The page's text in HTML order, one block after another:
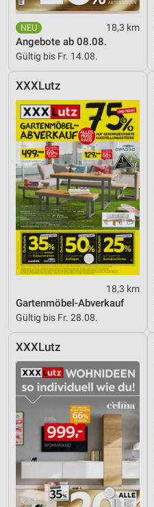
18,3 km
Angebote ab 08.08.
Gültig bis Fr. 14.08.
XXXLutz
18,3 km
Gartenmöbel-Abverkauf
Gültig bis Fr. 28.08.
XXXLutz